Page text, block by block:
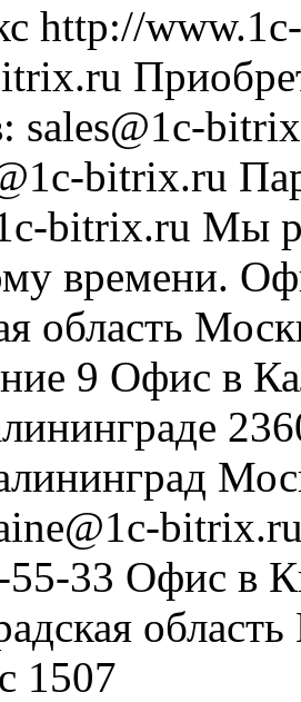
http://
: sales@1c-
bitrix.ru
bitrix.ru Мы
времени.
область
9 Офис в
33 Офис в
область
1507